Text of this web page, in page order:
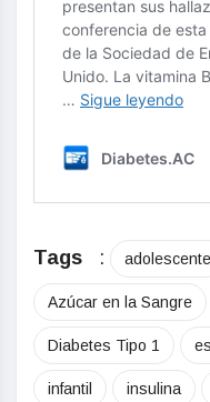
Tags : adolescente
Azúcar en la Sangre
Diabetes Tipo 1
infantil insulina